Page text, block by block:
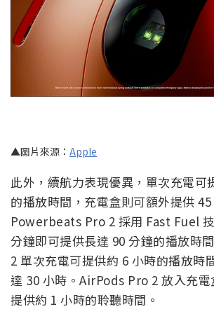
▲圖片來源： Apple
此外，續航力表現優異，單次充電可
的播放時間，充電盒則可額外提供 45
Powerbeats Pro 2 採用 Fast Fuel
分鐘即可提供長達 90 分鐘的播放時
2 單次充電可提供約 6 小時的播放時
達 30 小時。AirPods Pro 2 放入充
提供約 1 小時的聆聽時間。